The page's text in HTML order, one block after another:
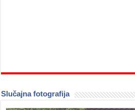
Slučajna fotografija